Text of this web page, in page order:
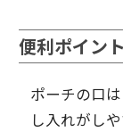
便利ポイン
ポーチの口
し入れがし